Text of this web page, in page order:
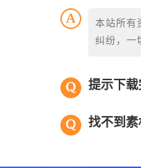
本站所有
纠纷，一
提示下载
找不到素